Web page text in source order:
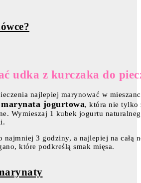
udka z kurczaka do
najlepiej marynować w
marynata jogurtowa, która nie tylko
Wymieszaj 1 kubek jogurtu
najmniej 3 godziny, a najlepiej na całą
które podkreślą smak mięsa.